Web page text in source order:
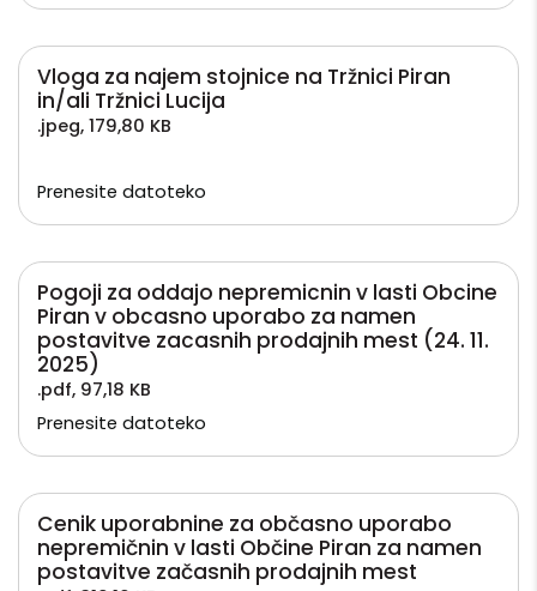
Vloga za najem stojnice na Tržnici Piran
in/ali Tržnici Lucija
.jpeg, 179,80 KB
Prenesite datoteko
Pogoji za oddajo nepremicnin v lasti Obcine
Piran v obcasno uporabo za namen
postavitve zacasnih prodajnih mest (24. 11.
2025)
.pdf, 97,18 KB
Prenesite datoteko
Cenik uporabnine za občasno uporabo
nepremičnin v lasti Občine Piran za namen
postavitve začasnih prodajnih mest